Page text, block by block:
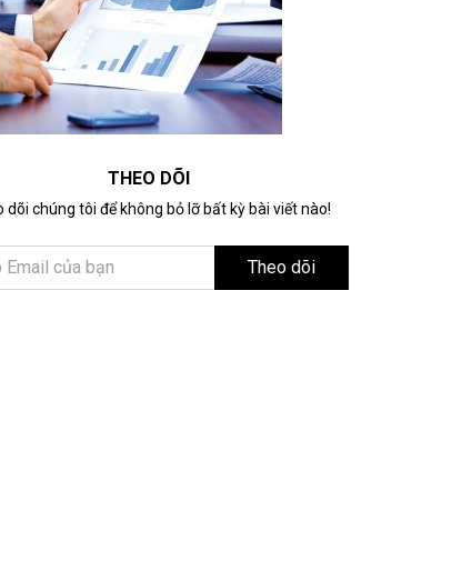
THEO DÕI
Theo dõi